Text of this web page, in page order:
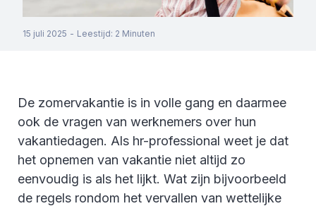
15 juli 2025 - Leestijd: 2 Minuten
De zomervakantie is in volle gang en daarmee
ook de vragen van werknemers over hun
vakantiedagen. Als hr-professional weet je dat
het opnemen van vakantie niet altijd zo
eenvoudig is als het lijkt. Wat zijn bijvoorbeeld
de regels rondom het vervallen van wettelijke